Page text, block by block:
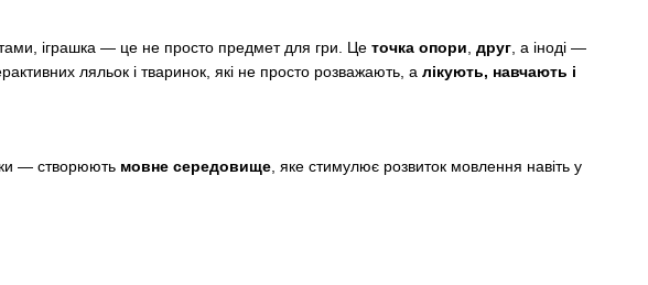
іграшка — це не просто предмет для гри. Це точка опори друг , а іноді —
ляльок і тваринок, які не просто розважають, а лікують, навчають і
— створюють мовне середовище , яке стимулює розвиток мовлення навіть у